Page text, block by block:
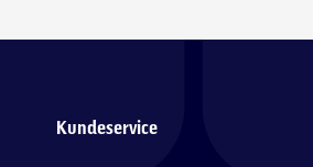
Kundeservice